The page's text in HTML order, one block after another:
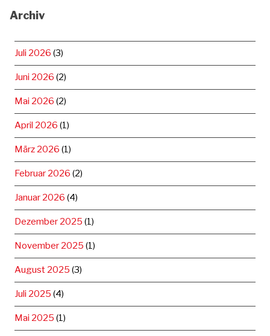
Archiv
Juli 2026 (3)
Juni 2026 (2)
Mai 2026 (2)
April 2026 (1)
März 2026 (1)
Februar 2026 (2)
Januar 2026 (4)
Dezember 2025 (1)
November 2025 (1)
August 2025 (3)
Juli 2025 (4)
Mai 2025 (1)